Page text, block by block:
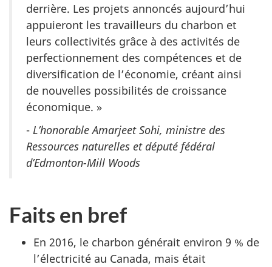
derrière. Les projets annoncés aujourd’hui
appuieront les travailleurs du charbon et
leurs collectivités grâce à des activités de
perfectionnement des compétences et de
diversification de l’économie, créant ainsi
de nouvelles possibilités de croissance
économique. »
- L’honorable Amarjeet Sohi, ministre des
Ressources naturelles et député fédéral
d’Edmonton-Mill Woods
Faits en bref
En 2016, le charbon générait environ 9 % de
l’électricité au Canada, mais était